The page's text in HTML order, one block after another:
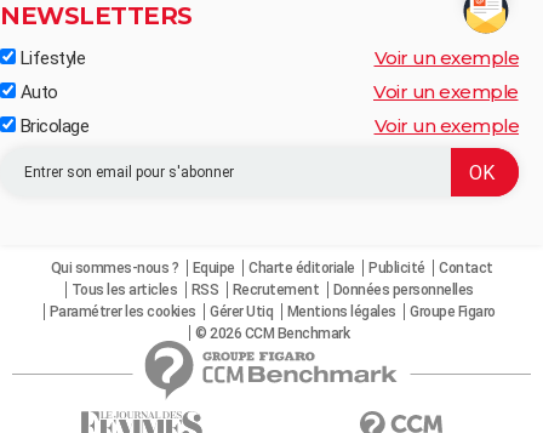
NEWSLETTERS
Lifestyle Voir un exemple
Auto Voir un exemple
Bricolage Voir un exemple
Qui sommes-nous ? Equipe Charte éditoriale Publicité
Contact
Tous les articles
RSS Recrutement
Données personnelles
Paramétrer les cookies
Gérer Utiq Mentions légales
Groupe Figaro
© 2026 CCM Benchmark